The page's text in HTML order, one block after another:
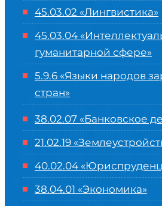
45.03.02 «Лингвистика»
45.03.04 «
гуманитарной сфере»
5.9.6 «Языки народов
стран»
38.02.07 «Банковское
21.02.19
40.02.04
38.04.01 «Экономика»